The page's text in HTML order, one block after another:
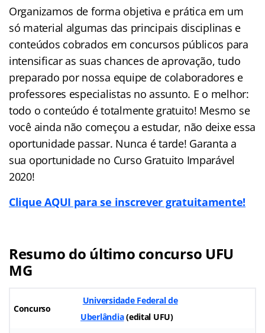
Organizamos de forma objetiva e prática em um
só material algumas das principais disciplinas e
conteúdos cobrados em concursos públicos para
intensificar as suas chances de aprovação, tudo
preparado por nossa equipe de colaboradores e
professores especialistas no assunto. E o melhor:
todo o conteúdo é totalmente gratuito! Mesmo se
você ainda não começou a estudar, não deixe essa
oportunidade passar. Nunca é tarde! Garanta a
sua oportunidade no Curso Gratuito Imparável
2020!
Clique AQUI para se inscrever gratuitamente!
Resumo do último concurso UFU
MG
Concurso
Universidade Federal de
Uberlândia(edital UFU)